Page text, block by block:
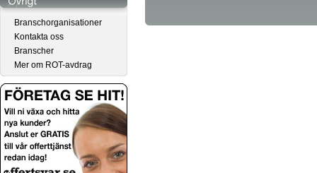
Branschorganisationer
Kontakta oss
Branscher
Mer om ROT-avdrag